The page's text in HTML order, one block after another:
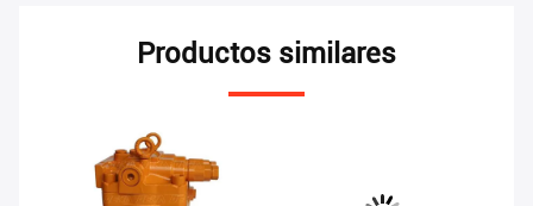
Productos similares